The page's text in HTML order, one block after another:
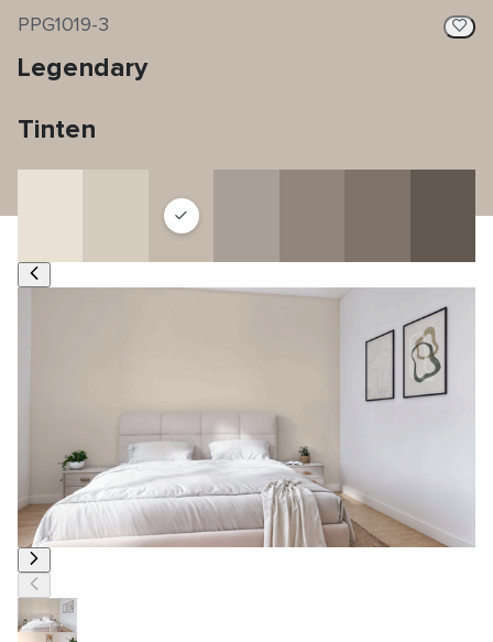
PPG1019-3
Legendary
Tinten